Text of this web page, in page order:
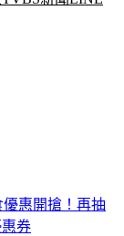
優惠開搶！再抽
券